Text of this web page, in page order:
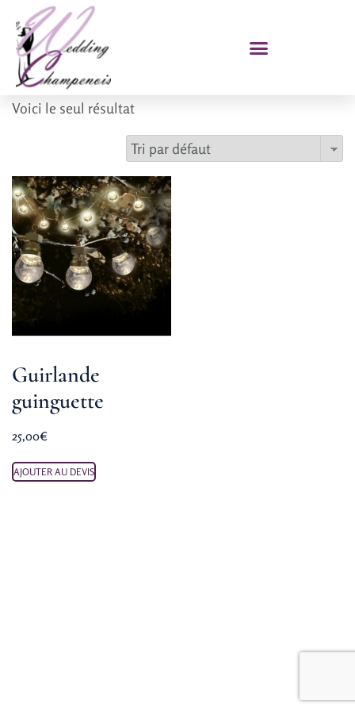
Voici le seul résultat
Guirlande
guinguette
25,00€
AJOUTER AU DEVIS